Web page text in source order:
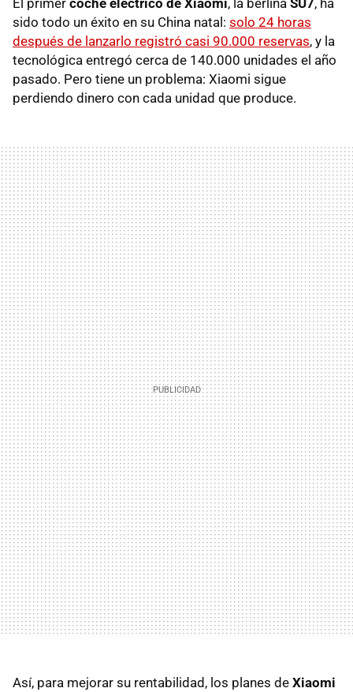
sido todo un éxito en su China natal: solo 24 horas
después de lanzarlo registró casi 90.000 reservas, y la
tecnológica entregó cerca de 140.000 unidades el año
pasado. Pero tiene un problema: Xiaomi sigue
perdiendo dinero con cada unidad que produce.
Así, para mejorar su rentabilidad, los planes de Xiaomi